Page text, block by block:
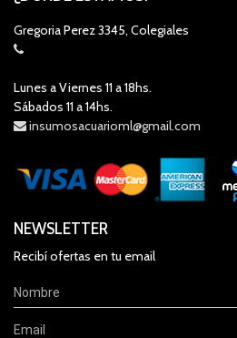
Gregoria Perez 3345, Colegiales
Lunes a Viernes 11 a 18hs.
Sábados 11 a 14hs.
insumosacuarioml@gmail.com
NEWSLETTER
Recibí ofertas en tu email